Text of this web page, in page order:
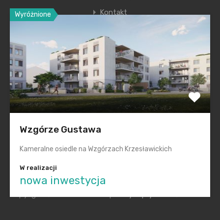
Wyróżnione
Wzgórze Gustawa
Kameralne osiedle na Wzgórzach Krzesławickich
W realizacji
nowa inwestycja
Kontakt
Ostatnie wpisy
Nowa era Filharmonii Krakowskiej
Premiera nowego etapu inwestycji Krakowskie
Przedmieście
Polska na inwestycyjnej mapie Europy świeci na zielono
Realizacje „pod klucz” dla każdego